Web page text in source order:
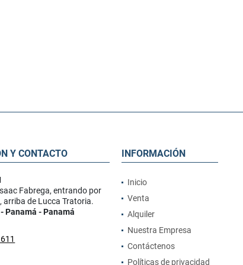
Y CONTACTO
Fabrega, entrando por
arriba de Lucca Tratoria.
Panamá - Panamá
INFORMACIÓN
Inicio
Venta
Alquiler
Nuestra Empresa
Contáctenos
Políticas de privacidad